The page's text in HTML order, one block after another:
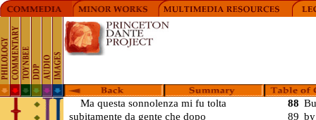
Ma questa sonnolenza mi fu tolta 88
subitamente da gente che dopo
89